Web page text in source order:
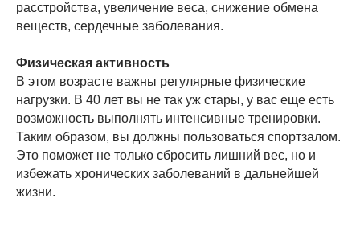
расстройства, увеличение веса, снижение обмена
веществ, сердечные заболевания.
Физическая активность
В этом возрасте важны регулярные физические
нагрузки. В 40 лет вы не так уж стары, у вас еще есть
возможность выполнять интенсивные тренировки.
Таким образом, вы должны пользоваться спортзалом.
Это поможет не только сбросить лишний вес, но и
избежать хронических заболеваний в дальнейшей
жизни.